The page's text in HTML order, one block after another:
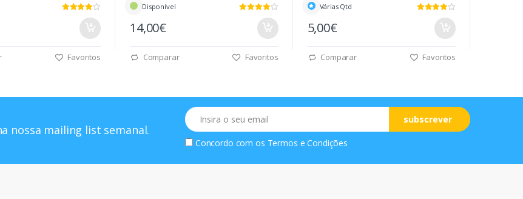
Favoritos
Disponível
14,00€
Comparar Favoritos
Várias Qtd
5,00€
Comparar Favoritos
nossa mailing list semanal.
Email
subscrever
Concordo com os Termos e Condições